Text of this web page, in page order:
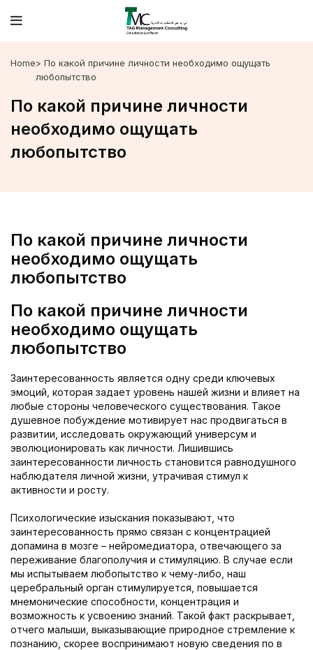
Home> По какой причине личности необходимо ощущать
любопытство
По какой причине личности
необходимо ощущать
любопытство
По какой причине личности
необходимо ощущать
любопытство
По какой причине личности
необходимо ощущать
любопытство
Заинтересованность является одну среди ключевых
эмоций, которая задает уровень нашей жизни и влияет на
любые стороны человеческого существования. Такое
душевное побуждение мотивирует нас продвигаться в
развитии, исследовать окружающий универсум и
эволюционировать как личности. Лишившись
заинтересованности личность становится равнодушного
наблюдателя личной жизни, утрачивая стимул к
активности и росту.
Психологические изыскания показывают, что
заинтересованность прямо связан с концентрацией
допамина в мозге – нейромедиатора, отвечающего за
переживание благополучия и стимуляцию. В случае если
мы испытываем любопытство к чему-либо, наш
церебральный орган стимулируется, повышается
мнемонические способности, концентрация и
возможность к усвоению знаний. Такой факт раскрывает,
отчего малыши, выказывающие природное стремление к
познанию, скорее воспринимают новую сведения по в